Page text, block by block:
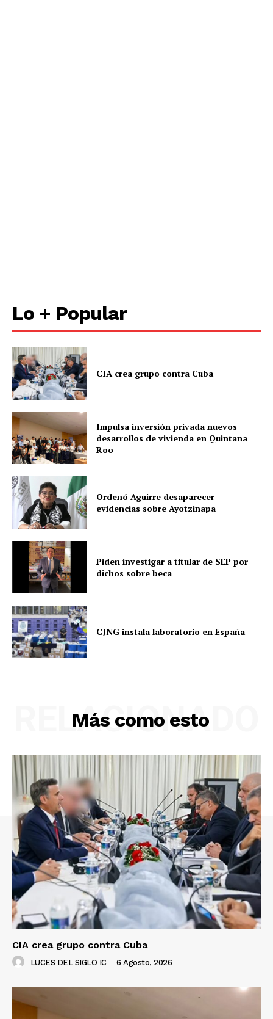
Lo + Popular
CIA crea grupo contra Cuba
Impulsa inversión privada nuevos
desarrollos de vivienda en Quintana
Roo
Ordenó Aguirre desaparecer
evidencias sobre Ayotzinapa
Piden investigar a titular de SEP por
dichos sobre beca
CJNG instala laboratorio en España
Más como esto
RELACIONADO
CIA crea grupo contra Cuba
LUCES DEL SIGLO IC - 6 Agosto, 2026